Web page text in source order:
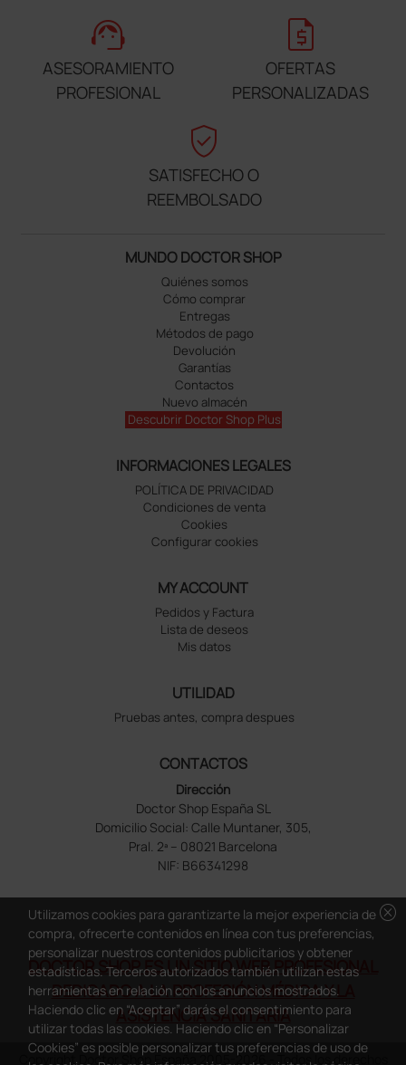
support_agent
ASESORAMIENTO
PROFESIONAL
request_quote
OFERTAS
PERSONALIZADAS
verified_user
SATISFECHO O
REEMBOLSADO
MUNDO DOCTOR SHOP
Quiénes somos
Cómo comprar
Entregas
Métodos de pago
Devolución
Garantías
Contactos
Nuevo almacén
Descubrir Doctor Shop Plus
INFORMACIONES LEGALES
POLÍTICA DE PRIVACIDAD
Condiciones de venta
Cookies
Configurar cookies
MY ACCOUNT
Pedidos y Factura
Lista de deseos
Mis datos
UTILIDAD
Pruebas antes, compra despues
CONTACTOS
Dirección
Doctor Shop España SL
Domicilio Social: Calle Muntaner, 305,
Pral. 2ª – 08021 Barcelona
NIF: B66341298
DOCTOR SHOP ES UN SITIO WEB PROFESIONAL
DEDICADO A LA PROFESIÓN MÉDICA Y LA
ASISTENCIA SANITARIA
Copyright Doctor Shop España 2005-2026 - Todos los derechos
cancel
Utilizamos cookies para garantizarte la mejor experiencia de
compra, ofrecerte contenidos en línea con tus preferencias,
personalizar nuestros contenidos publicitarios y obtener
estadísticas. Terceros autorizados también utilizan estas
herramientas en relación con los anuncios mostrados.
Haciendo clic en “Aceptar” darás el consentimiento para
utilizar todas las cookies. Haciendo clic en “Personalizar
Cookies” es posible personalizar tus preferencias de uso de